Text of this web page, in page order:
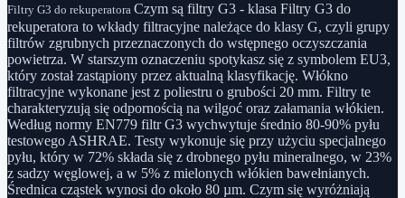
Filtry G3 do rekuperatora Czym są filtry G3 - klasa Filtry G3 do
rekuperatora to wkłady filtracyjne należące do klasy G, czyli grupy
filtrów zgrubnych przeznaczonych do wstępnego oczyszczania
powietrza. W starszym oznaczeniu spotykasz się z symbolem EU3,
który został zastąpiony przez aktualną klasyfikację. Włókno
filtracyjne wykonane jest z poliestru o grubości 20 mm. Filtry te
charakteryzują się odpornością na wilgoć oraz załamania włókien.
Według normy EN779 filtr G3 wychwytuje średnio 80-90% pyłu
testowego ASHRAE. Testy wykonuje się przy użyciu specjalnego
pyłu, który w 72% składa się z drobnego pyłu mineralnego, w 23%
z sadzy węglowej, a w 5% z mielonych włókien bawełnianych.
Średnica cząstek wynosi do około 80 µm. Czym się wyróżniają